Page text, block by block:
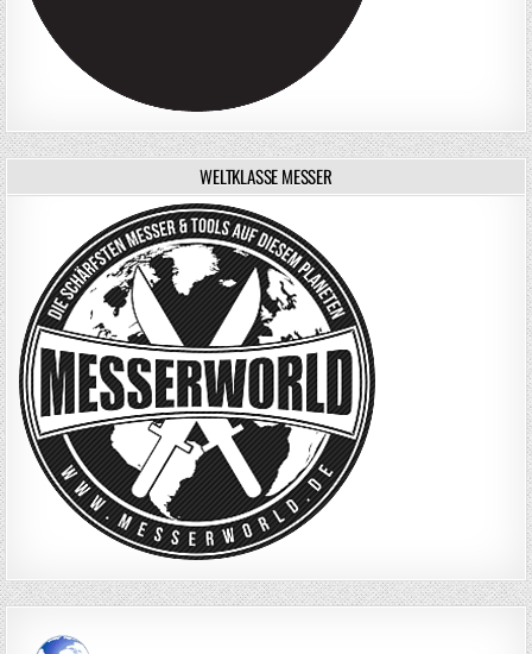
WELTKLASSE MESSER